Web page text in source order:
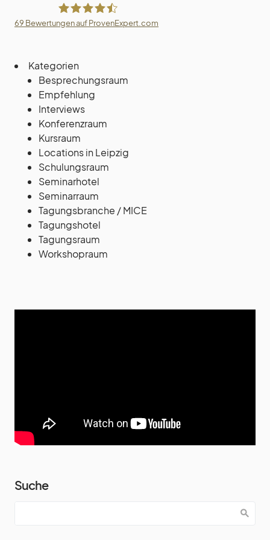
69 Bewertungen auf ProvenExpert.com
Kategorien
Besprechungsraum
Empfehlung
Interviews
Konferenzraum
Kursraum
Locations in Leipzig
Schulungsraum
Seminarhotel
Seminarraum
Tagungsbranche / MICE
Tagungshotel
Tagungsraum
Workshopraum
Suche